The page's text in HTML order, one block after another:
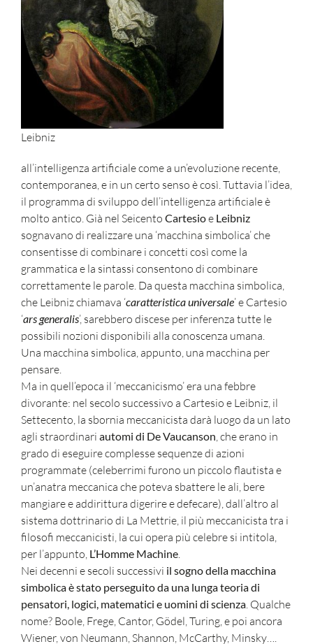
Leibniz
all’intelligenza artificiale come a un’evoluzione recente,
contemporanea, e in un certo senso è così. Tuttavia l’idea,
il programma di sviluppo dell’intelligenza artificiale è
molto antico. Già nel Seicento Cartesioe Leibniz
sognavano di realizzare una ‘macchina simbolica’ che
consentisse di combinare i concetti così come la
grammatica e la sintassi consentono di combinare
correttamente le parole. Da questa macchina simbolica,
che Leibniz chiamava ‘caratteristica universale’ e Cartesio
‘ars generalis’, sarebbero discese per inferenza tutte le
possibili nozioni disponibili alla conoscenza umana.
Una macchina simbolica, appunto, una macchina per
pensare.
Ma in quell’epoca il ‘meccanicismo’ era una febbre
divorante: nel secolo successivo a Cartesio e Leibniz, il
Settecento, la sbornia meccanicista darà luogo da un lato
agli straordinari automi di De Vaucanson, che erano in
grado di eseguire complesse sequenze di azioni
programmate (celeberrimi furono un piccolo flautista e
un’anatra meccanica che poteva sbattere le ali, bere
mangiare e addirittura digerire e defecare), dall’altro al
sistema dottrinario di La Mettrie, il più meccanicista tra i
filosofi meccanicisti, la cui opera più celebre si intitola,
per l’appunto, L’Homme Machine.
Nei decenni e secoli successivi il sogno della macchina
simbolica è stato perseguito da una lunga teoria di
pensatori, logici, matematici e uomini di scienza. Qualche
nome? Boole, Frege, Cantor, Gödel, Turing, e poi ancora
Wiener, von Neumann, Shannon, McCarthy, Minsky….